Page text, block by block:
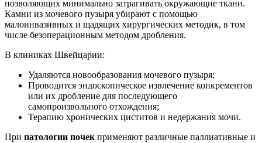
позволяющих минимально затрагивать окружающие ткани.
Камни из мочевого пузыря убирают с помощью
малоинвазивных и щадящих хирургических методик, в том
числе безоперационным методом дробления.
В клиниках Швейцарии:
Удаляются новообразования мочевого пузыря;
Проводится эндоскопическое извлечение конкрементов
или их дробление для последующего
самопроизвольного отхождения;
Терапию хронических циститов и недержания мочи.
При патологии почек применяют различные паллиативные и